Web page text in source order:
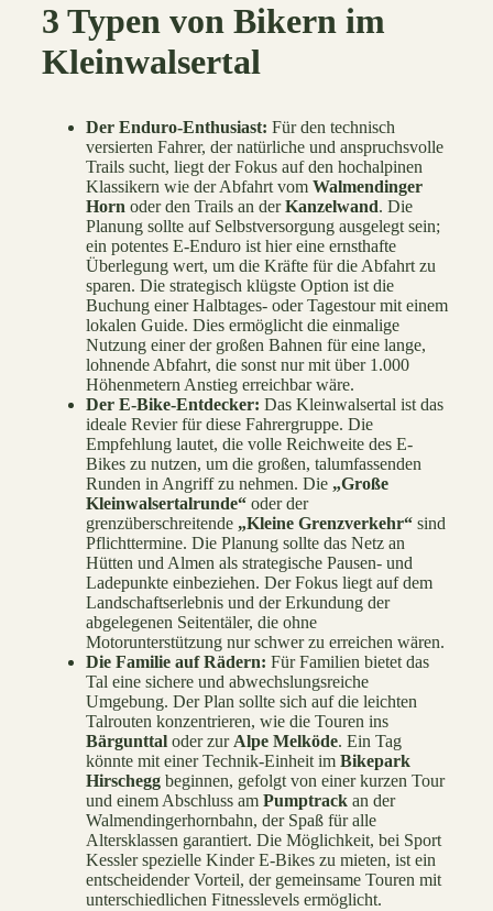
3 Typen von Bikern im
Kleinwalsertal
Der Enduro-Enthusiast: Für den technisch
versierten Fahrer, der natürliche und anspruchsvolle
Trails sucht, liegt der Fokus auf den hochalpinen
Klassikern wie der Abfahrt vom Walmendinger
Horn oder den Trails an derKanzelwand. Die
Planung sollte auf Selbstversorgung ausgelegt sein;
ein potentes E-Enduro ist hier eine ernsthafte
Überlegung wert, um die Kräfte für die Abfahrt zu
sparen. Die strategisch klügste Option ist die
Buchung einer Halbtages- oder Tagestour mit einem
lokalen Guide. Dies ermöglicht die einmalige
Nutzung einer der großen Bahnen für eine lange,
lohnende Abfahrt, die sonst nur mit über 1.000
Höhenmetern Anstieg erreichbar wäre.
Der E-Bike-Entdecker: Das Kleinwalsertal ist das
ideale Revier für diese Fahrergruppe. Die
Empfehlung lautet, die volle Reichweite des E-
Bikes zu nutzen, um die großen, talumfassenden
Runden in Angriff zu nehmen. Die „Große
Kleinwalsertalrunde“ oder der
grenzüberschreitende „Kleine Grenzverkehr“ sind
Pflichttermine. Die Planung sollte das Netz an
Hütten und Almen als strategische Pausen- und
Ladepunkte einbeziehen. Der Fokus liegt auf dem
Landschaftserlebnis und der Erkundung der
abgelegenen Seitentäler, die ohne
Motorunterstützung nur schwer zu erreichen wären.
Die Familie auf Rädern: Für Familien bietet das
Tal eine sichere und abwechslungsreiche
Umgebung. Der Plan sollte sich auf die leichten
Talrouten konzentrieren, wie die Touren ins
Bärgunttal oder zur Alpe Melköde. Ein Tag
könnte mit einer Technik-Einheit im Bikepark
Hirschegg beginnen, gefolgt von einer kurzen Tour
und einem Abschluss am Pumptrack an der
Walmendingerhornbahn, der Spaß für alle
Altersklassen garantiert. Die Möglichkeit, bei Sport
Kessler spezielle Kinder E-Bikes zu mieten, ist ein
entscheidender Vorteil, der gemeinsame Touren mit
unterschiedlichen Fitnesslevels ermöglicht.